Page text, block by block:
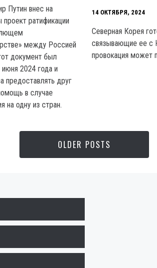
Путин внес на
ратификации
между Россией
документ был
2024 года и
предоставлять друг
в случае
на одну из стран.
14 ОКТЯБРЯ, 2024
Северная Корея
связывающие ее с
провокация может
OLDER POSTS